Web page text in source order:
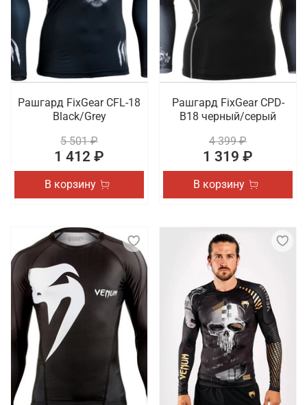
Рашгард FixGear CFL-18
Black/Grey
5 501 ₽
1 412 ₽
В корзину
Рашгард FixGear CPD-
B18 черный/серый
4 399 ₽
1 319 ₽
В корзину